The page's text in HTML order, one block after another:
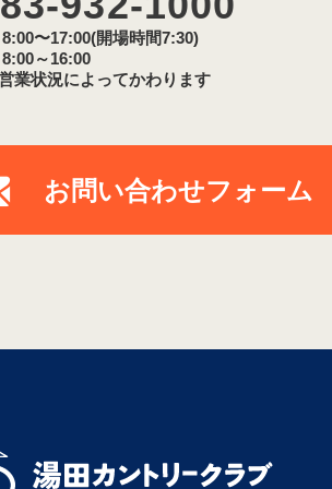
〜17:00(開場時間7:30)
～16:00
業状況によってかわります
お問い合わせフォーム